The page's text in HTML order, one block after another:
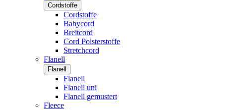
Cordstoffe
Cordstoffe
Babycord
Breitcord
Cord Polsterstoffe
Stretchcord
Flanell
Flanell
Flanell
Flanell uni
Flanell gemustert
Fleece